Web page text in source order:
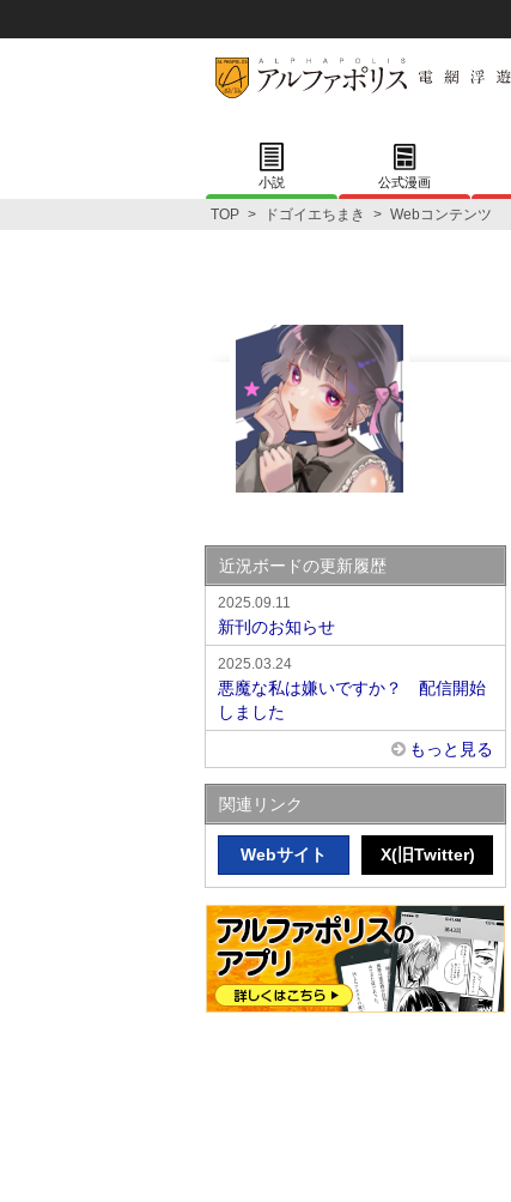
小説 公式漫画
TOP > ドゴイエちまき > Webコンテンツ
近況ボードの更新履歴
2025.09.11
新刊のお知らせ
2025.03.24
悪魔な私は嫌いですか？ 配信開始
しました
もっと見る
関連リンク
Webサイト X(旧Twitter)